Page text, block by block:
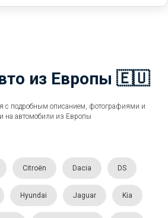
из Европы 🇪🇺
с подробным описанием, фотографиями и
на автомобили из Европы
Citroën Dacia DS
Hyundai Jaguar Kia